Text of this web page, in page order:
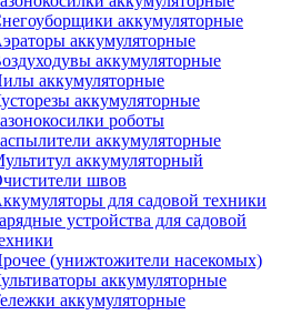
аккумуляторные
аккумуляторные
аккумуляторные
аккумуляторные
аккумуляторные
роботы
аккумуляторные
аккумуляторный
швов
для садовой техники
устройства для садовой
(унижтожители насекомых)
аккумуляторные
аккумуляторные